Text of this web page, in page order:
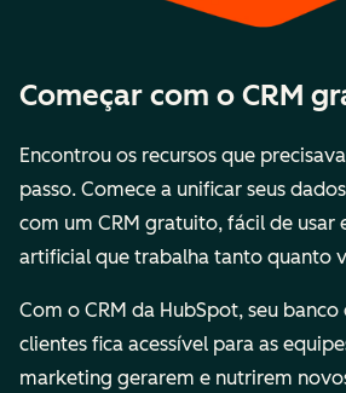
Começar com o CRM
Encontrou os recursos que
passo. Comece a unificar seus
com um CRM gratuito, fácil de usar
artificial que trabalha tanto quanto
Com o CRM da HubSpot, seu
clientes fica acessível para as
marketing gerarem e nutrirem